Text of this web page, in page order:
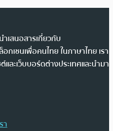
เสนอสารเกี่ยวกับ
กเชนเพื่อคนไทย ในภาษาไทย เรา
ละเว็บบอร์ดต่างประเทศและนำมา
า